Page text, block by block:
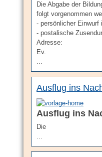
Die Abgabe der
folgt vorgenommen
- persönlicher Einwurf
- postalische
Adresse:
Ev.
...
Ausflug ins
Ausflug ins
Die
...